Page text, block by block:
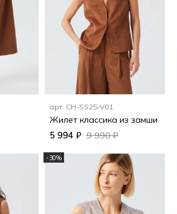
арт. CH-SS25-V01
Жилет классика из замши
5 994 ₽ 9 990 ₽
-30%